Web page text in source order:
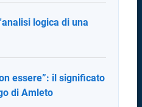
logica di una
essere”: il significato
di Amleto